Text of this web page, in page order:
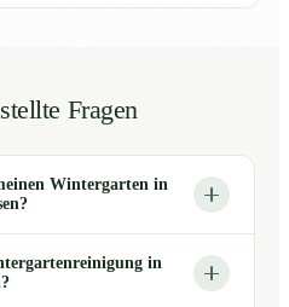
Fragen
Wintergarten in
in